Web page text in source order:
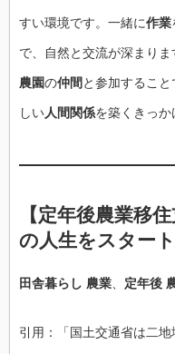
すい環境です。一緒に作業
で、自然と交流が深まりま
農園の仲間 と参加すること
しい人間関係を築くきっか
【定年後農業移
の人生をスタート
田舎暮らし 農業、 定年後
引用：「国土交通省は二